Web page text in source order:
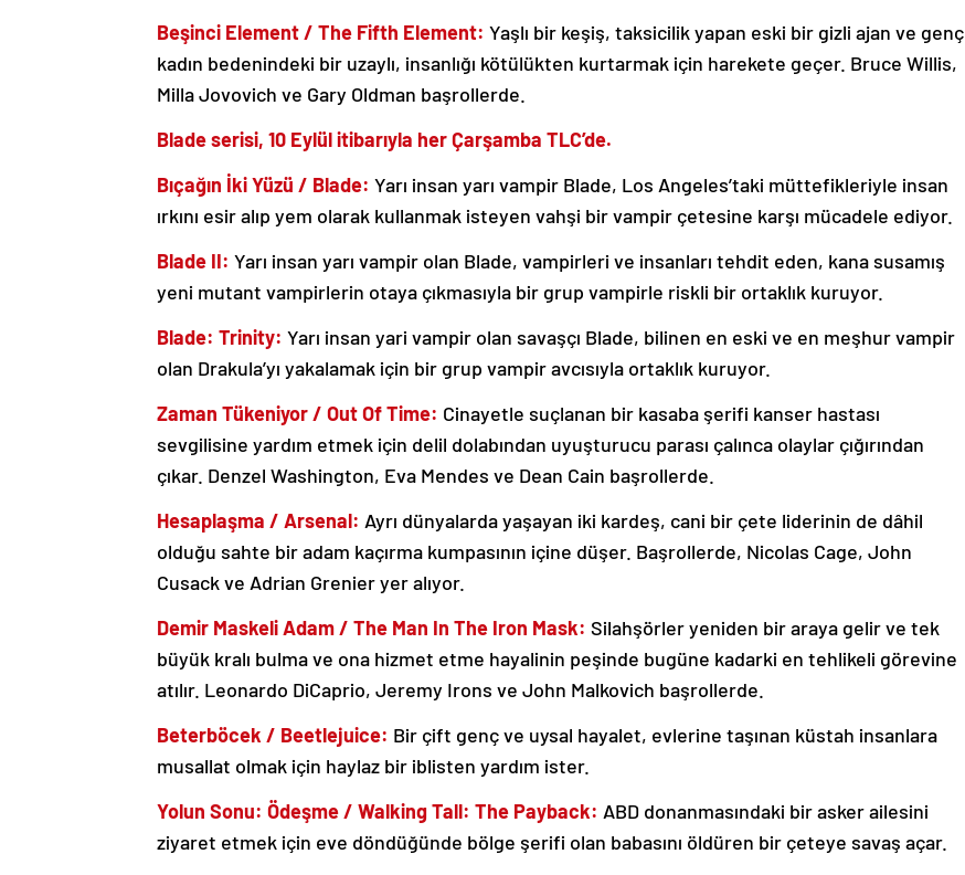
Beşinci Element / The Fifth Element: Yaşlı bir keşiş, taksicilik yapan eski bir gizli ajan ve genç
kadın bedenindeki bir uzaylı, insanlığı kötülükten kurtarmak için harekete geçer. Bruce Willis,
Milla Jovovich ve Gary Oldman başrollerde.
Blade serisi, 10 Eylül itibarıyla her Çarşamba TLC’de.
Bıçağın İki Yüzü / Blade: Yarı insan yarı vampir Blade, Los Angeles’taki müttefikleriyle insan
ırkını esir alıp yem olarak kullanmak isteyen vahşi bir vampir çetesine karşı mücadele ediyor.
Blade II: Yarı insan yarı vampir olan Blade, vampirleri ve insanları tehdit eden, kana susamış
yeni mutant vampirlerin otaya çıkmasıyla bir grup vampirle riskli bir ortaklık kuruyor.
Blade: Trinity: Yarı insan yari vampir olan savaşçı Blade, bilinen en eski ve en meşhur vampir
olan Drakula’yı yakalamak için bir grup vampir avcısıyla ortaklık kuruyor.
Zaman Tükeniyor / Out Of Time: Cinayetle suçlanan bir kasaba şerifi kanser hastası
sevgilisine yardım etmek için delil dolabından uyuşturucu parası çalınca olaylar çığırından
çıkar. Denzel Washington, Eva Mendes ve Dean Cain başrollerde.
Hesaplaşma / Arsenal: Ayrı dünyalarda yaşayan iki kardeş, cani bir çete liderinin de dâhil
olduğu sahte bir adam kaçırma kumpasının içine düşer. Başrollerde, Nicolas Cage, John
Cusack ve Adrian Grenier yer alıyor.
Demir Maskeli Adam / The Man In The Iron Mask: Silahşörler yeniden bir araya gelir ve tek
büyük kralı bulma ve ona hizmet etme hayalinin peşinde bugüne kadarki en tehlikeli görevine
atılır. Leonardo DiCaprio, Jeremy Irons ve John Malkovich başrollerde.
Beterböcek / Beetlejuice: Bir çift genç ve uysal hayalet, evlerine taşınan küstah insanlara
musallat olmak için haylaz bir iblisten yardım ister.
Yolun Sonu: Ödeşme / Walking Tall: The Payback: ABD donanmasındaki bir asker ailesini
ziyaret etmek için eve döndüğünde bölge şerifi olan babasını öldüren bir çeteye savaş açar.